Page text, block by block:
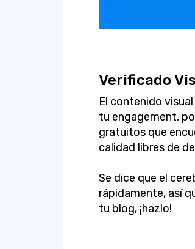
Verificado
El contenido
tu engagement,
gratuitos que
calidad libres de
Se dice que el
rápidamente, así
tu blog, ¡hazlo!